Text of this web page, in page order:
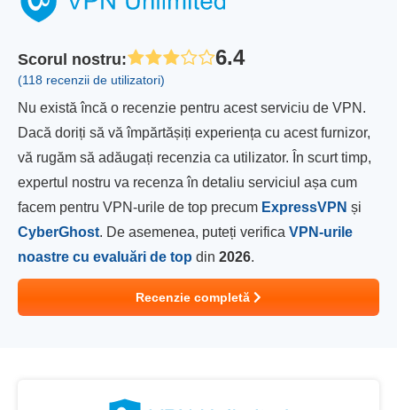
Scorul nostru: 6.4
(118 recenzii de utilizatori)
Nu există încă o recenzie pentru acest serviciu de VPN.
Dacă doriți să vă împărtășiți experiența cu acest furnizor,
vă rugăm să adăugați recenzia ca utilizator. În scurt timp,
expertul nostru va recenza în detaliu serviciul așa cum
facem pentru VPN-urile de top precum ExpressVPN și
CyberGhost. De asemenea, puteți verifica VPN-urile
noastre cu evaluări de top din 2026.
Recenzie completă